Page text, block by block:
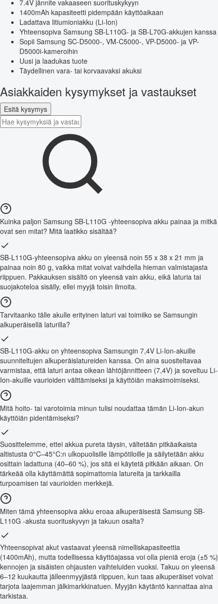
7.4V jännite vakaaseen suorituskykyyn
1400mAh kapasiteetti pidempään käyttöaikaan
Ladattava litiumioniakku (Li-Ion)
Yhteensopiva Samsung SB-L110G- ja SB-L70G-akkujen kanssa
Sopii Samsung SC-D5000-, VM-C5000-, VP-D5000- ja VP-
D5000i-kameroihin
Uusi ja laadukas tuote
Täydellinen vara- tai korvaavaksi akuksi
Asiakkaiden kysymykset ja vastaukset
Esitä kysymys
Kuinka paljon Samsung SB-L110G -yhteensopiva akku painaa ja mitkä
ovat sen mitat? Mitä laatikko sisältää?
SB-L110G-yhteensopiva akku on yleensä noin 55 x 38 x 21 mm ja
painaa noin 80 g, vaikka mitat voivat vaihdella hieman valmistajasta
riippuen. Pakkauksen sisältö on yleensä vain akku, eikä laturia tai
suojakoteloa sisälly, ellei myyjä toisin ilmoita.
Tarvitaanko tälle akulle erityinen laturi vai toimiiko se Samsungin
alkuperäisellä laturilla?
SB-L110G-akku on yhteensopiva Samsungin 7,4V Li-Ion-akuille
suunniteltujen alkuperäislatureiden kanssa. On aina suositeltavaa
varmistaa, että laturi antaa oikean lähtöjännitteen (7,4V) ja soveltuu Li-
Ion-akuille vaurioiden välttämiseksi ja käyttöiän maksimoimiseksi.
Mitä hoito- tai varotoimia minun tulisi noudattaa tämän Li-Ion-akun
käyttöiän pidentämiseksi?
Suosittelemme, ettei akkua pureta täysin, vältetään pitkäaikaista
altistusta 0°C–45°C:n ulkopuolisille lämpötiloille ja säilytetään akku
osittain ladattuna (40–60 %), jos sitä ei käytetä pitkään aikaan. On
tärkeää olla käyttämättä sopimattomia latureita ja tarkkailla
turpoamisen tai vaurioiden merkkejä.
Miten tämä yhteensopiva akku eroaa alkuperäisestä Samsung SB-
L110G -akusta suorituskyvyn ja takuun osalta?
Yhteensopivat akut vastaavat yleensä nimelliskapasiteettia
(1400mAh), mutta todellisessa käyttöajassa voi olla pieniä eroja (±5 %)
kennojen ja sisäisten ohjausten vaihteluiden vuoksi. Takuu on yleensä
6–12 kuukautta jälleenmyyjästä riippuen, kun taas alkuperäiset voivat
tarjota laajemman jälkimarkkinatuen. Myyjän käytäntö kannattaa aina
tarkistaa.